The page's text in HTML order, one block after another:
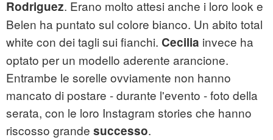
Rodriguez. Erano molto attesi anche i loro look e
Belen ha puntato sul colore bianco. Un abito total
white con dei tagli sui fianchi. Cecilia invece ha
optato per un modello aderente arancione.
Entrambe le sorelle ovviamente non hanno
mancato di postare - durante l'evento - foto della
serata, con le loro Instagram stories che hanno
riscosso grande successo.